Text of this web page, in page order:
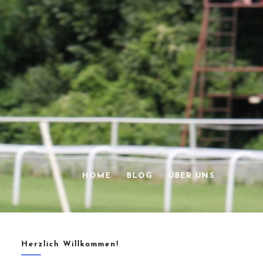
HOME BLOG ÜBER UNS
Herzlich Willkommen!